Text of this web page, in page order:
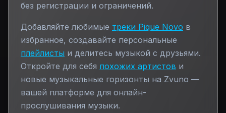
без регистрации и ограничений.
Добавляйте любимые треки Pique Novo в
избранное, создавайте персональные
плейлисты и делитесь музыкой с друзьями.
Откройте для себя похожих артистов и
новые музыкальные горизонты на Zvuno —
вашей платформе для онлайн-
прослушивания музыки.